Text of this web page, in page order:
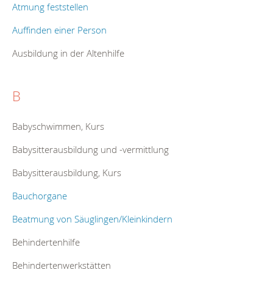
Atmung feststellen
Auffinden einer Person
Ausbildung in der Altenhilfe
B
Babyschwimmen, Kurs
Babysitterausbildung und -vermittlung
Babysitterausbildung, Kurs
Bauchorgane
Beatmung von Säuglingen/Kleinkindern
Behindertenhilfe
Behindertenwerkstätten